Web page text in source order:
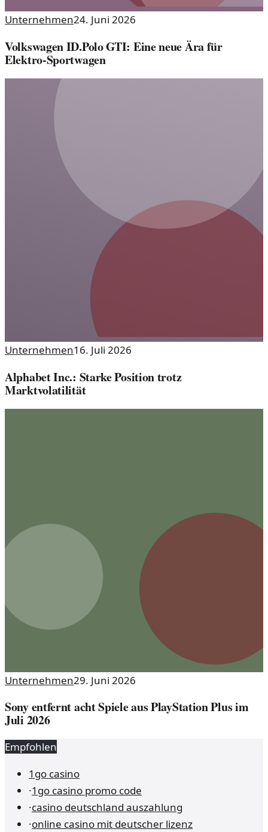
Unternehmen24. Juni 2026
Volkswagen ID.Polo GTI: Eine neue Ära für
Elektro-Sportwagen
Unternehmen16. Juli 2026
Alphabet Inc.: Starke Position trotz
Marktvolatilität
Unternehmen29. Juni 2026
Sony entfernt acht Spiele aus PlayStation Plus im
Juli 2026
Empfohlen
1go casino
·1go casino promo code
·casino deutschland auszahlung
·online casino mit deutscher lizenz